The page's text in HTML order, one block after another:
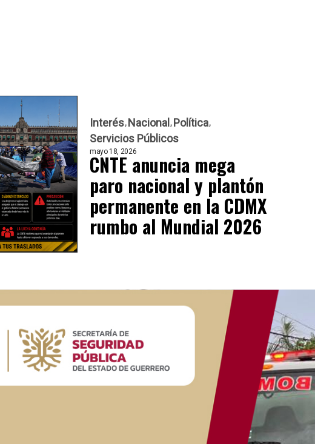
Interés Nacional Política
Servicios Públicos
mayo 18, 2026
CNTE anuncia mega
paro nacional y plantón
permanente en la CDMX
rumbo al Mundial 2026